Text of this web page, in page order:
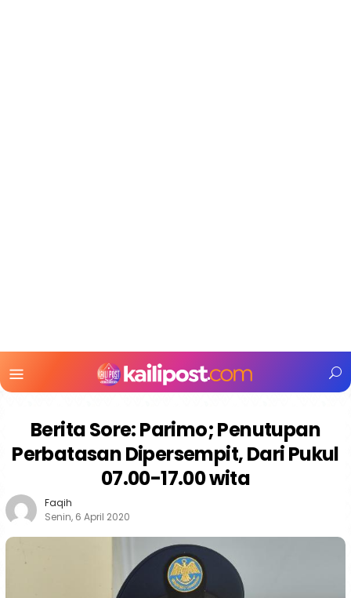
Mobile
Berita Sore: Parimo; Penutupan
Perbatasan Dipersempit, Dari Pukul
07.00-17.00 wita
Faqih
Senin, 6 April 2020